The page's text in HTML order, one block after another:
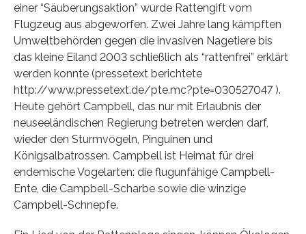
einer “Säuberungsaktion” wurde Rattengift vom
Flugzeug aus abgeworfen. Zwei Jahre lang kämpften
Umweltbehörden gegen die invasiven Nagetiere bis
das kleine Eiland 2003 schließlich als “rattenfrei” erklärt
werden konnte (pressetext berichtete
http://www.pressetext.de/pte.mc?pte=030527047 ).
Heute gehört Campbell, das nur mit Erlaubnis der
neuseeländischen Regierung betreten werden darf,
wieder den Sturmvögeln, Pinguinen und
Königsalbatrossen. Campbell ist Heimat für drei
endemische Vogelarten: die flugunfähige Campbell-
Ente, die Campbell-Scharbe sowie die winzige
Campbell-Schnepfe.